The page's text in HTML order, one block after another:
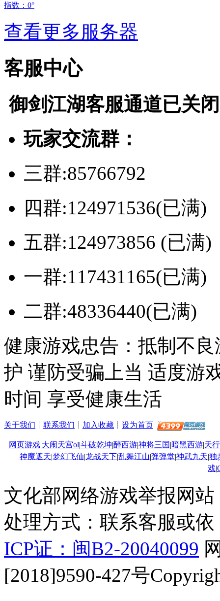
指数：0°
查看更多服务器
客服中心
御剑江湖客服通道已关闭
玩家交流群：
三群:85766792
四群:124971536(已满)
五群:124973856 (已满)
一群:117431165(已满)
二群:48336440(已满)
健康游戏忠告：抵制不
护 谨防受骗上当 适度游
时间 享受健康生活
关于我们 ┊ 联系我们 ┊ 加入收藏 ┊ 设为首页
网页游戏|大闹天宫ol|斗破乾坤|醉西游|神将三国|暗黑西游|天
神魔遮天|梦幻飞仙|龙战天下|乱舞江山|弹弹堂|神武九天|独
戏|
文化部网络游戏举报网站
处理方式：联系客服或
ICP证：闽B2-20040099
[2018]9590-427号